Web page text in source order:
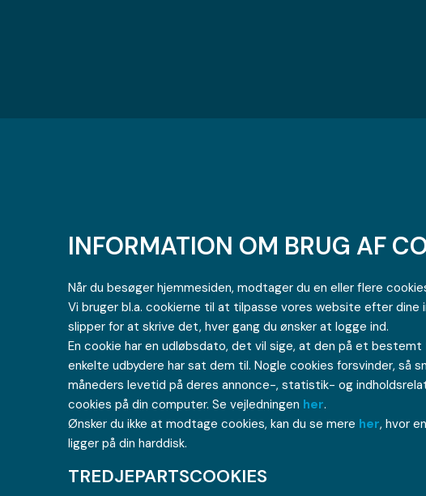
INFORMATION OM BRUG AF
Når du besøger hjemmesiden, modtager du en eller flere
Vi bruger bl.a. cookierne til at tilpasse vores website efter
slipper for at skrive det, hver gang du ønsker at logge ind.
En cookie har en udløbsdato, det vil sige, at den på et
enkelte udbydere har sat dem til. Nogle cookies forsvinder, så
måneders levetid på deres annonce-, statistik- og
cookies på din computer. Se vejledningen her.
Ønsker du ikke at modtage cookies, kan du se mere her, hvor
ligger på din harddisk.
TREDJEPARTSCOOKIES